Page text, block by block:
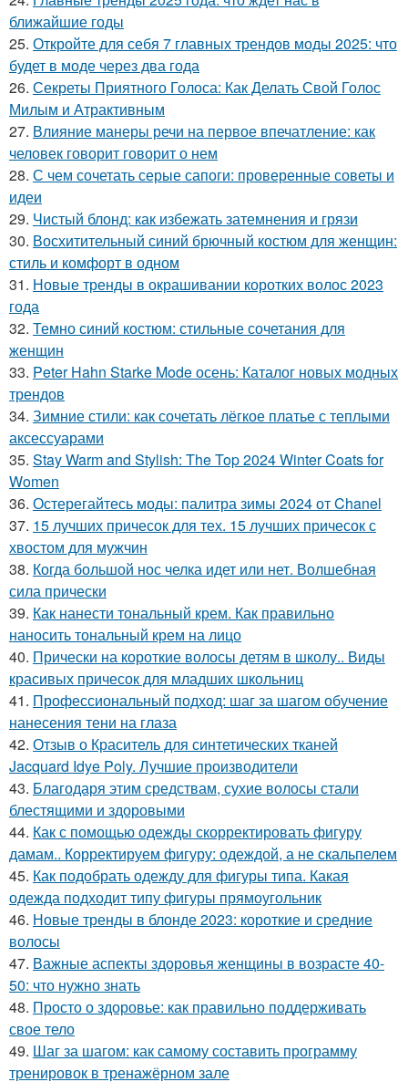
ближайшие годы
25. Откройте для себя 7 главных трендов моды 2025: что
будет в моде через два года
26. Секреты Приятного Голоса: Как Делать Свой Голос
Милым и Атрактивным
27. Влияние манеры речи на первое впечатление: как
человек говорит говорит о нем
28. С чем сочетать серые сапоги: проверенные советы и
идеи
29. Чистый блонд: как избежать затемнения и грязи
30. Восхитительный синий брючный костюм для женщин:
стиль и комфорт в одном
31. Новые тренды в окрашивании коротких волос 2023
года
32. Темно синий костюм: стильные сочетания для
женщин
33. Peter Hahn Starke Mode осень: Каталог новых модных
трендов
34. Зимние стили: как сочетать лёгкое платье с теплыми
аксессуарами
35. Stay Warm and Stylish: The Top 2024 Winter Coats for
Women
36. Остерегайтесь моды: палитра зимы 2024 от Chanel
37. 15 лучших причесок для тех. 15 лучших причесок с
хвостом для мужчин
38. Когда большой нос челка идет или нет. Волшебная
сила прически
39. Как нанести тональный крем. Как правильно
наносить тональный крем на лицо
40. Прически на короткие волосы детям в школу.. Виды
красивых причесок для младших школьниц
41. Профессиональный подход: шаг за шагом обучение
нанесения тени на глаза
42. Отзыв о Краситель для синтетических тканей
Jacquard Idye Poly. Лучшие производители
43. Благодаря этим средствам, сухие волосы стали
блестящими и здоровыми
44. Как с помощью одежды скорректировать фигуру
дамам.. Корректируем фигуру: одеждой, а не скальпелем
45. Как подобрать одежду для фигуры типа. Какая
одежда подходит типу фигуры прямоугольник
46. Новые тренды в блонде 2023: короткие и средние
волосы
47. Важные аспекты здоровья женщины в возрасте 40-
50: что нужно знать
48. Просто о здоровье: как правильно поддерживать
свое тело
49. Шаг за шагом: как самому составить программу
тренировок в тренажёрном зале